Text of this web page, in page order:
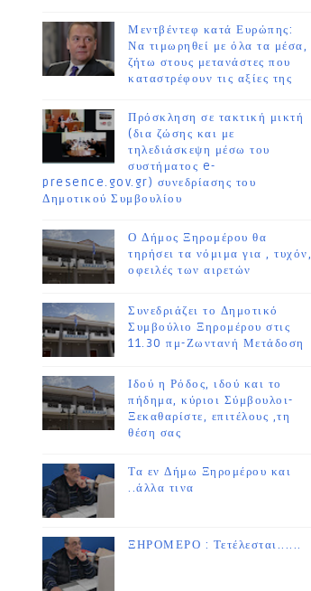
Μεντβέντεφ κατά Ευρώπης:
Να τιμωρηθεί με όλα τα μέσα,
ζήτω στους μετανάστες που
καταστρέφουν τις αξίες της
Πρόσκληση σε τακτική μικτή
(δια ζώσης και με
τηλεδιάσκεψη μέσω του
συστήματος e-
presence.gov.gr) συνεδρίασης του
Δημοτικού Συμβουλίου
Ο Δήμος Ξηρομέρου θα
τηρήσει τα νόμιμα για , τυχόν,
οφειλές των αιρετών
Συνεδριάζει το Δημοτικό
Συμβούλιο Ξηρομέρου στις
11.30 πμ-Ζωντανή Μετάδοση
Ιδού η Ρόδος, ιδού και το
πήδημα, κύριοι Σύμβουλοι-
Ξεκαθαρίστε, επιτέλους ,τη
θέση σας
Τα εν Δήμω Ξηρομέρου και
..άλλα τινα
ΞΗΡΟΜΕΡΟ : Τετέλεσται......